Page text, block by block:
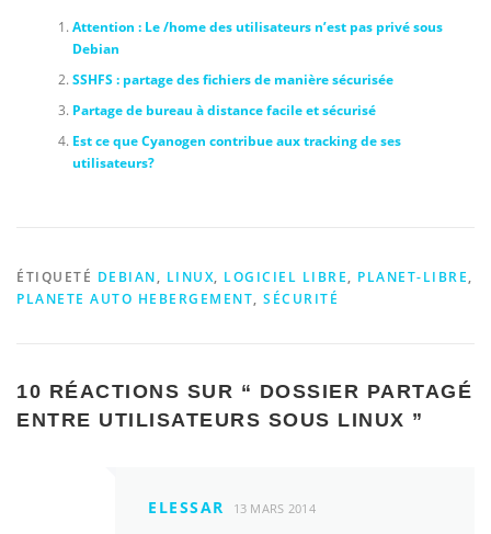
Attention : Le /home des utilisateurs n’est pas privé sous
Debian
SSHFS : partage des fichiers de manière sécurisée
Partage de bureau à distance facile et sécurisé
Est ce que Cyanogen contribue aux tracking de ses
utilisateurs?
ÉTIQUETÉ DEBIAN, LINUX, LOGICIEL LIBRE, PLANET-LIBRE,
PLANETE AUTO HEBERGEMENT, SÉCURITÉ
10 RÉACTIONS SUR “ DOSSIER PARTAGÉ
ENTRE UTILISATEURS SOUS LINUX ”
ELESSAR 13 MARS 2014